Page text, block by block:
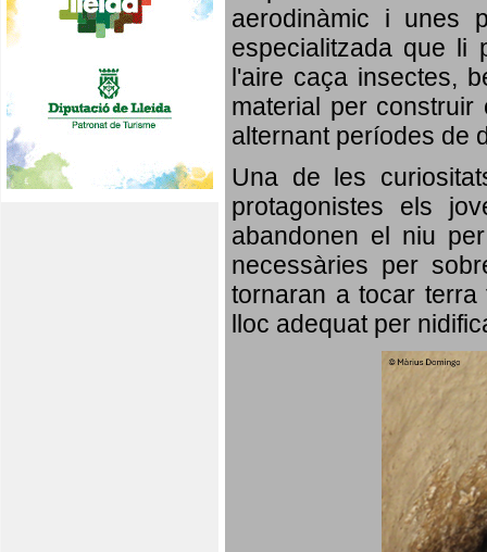
aerodinàmic i unes
especialitzada que li
l'aire caça insectes,
material per
alternant períodes de
Una de les
protagonistes els
abandonen el niu
necessàries per
tornaran a tocar
lloc adequat per